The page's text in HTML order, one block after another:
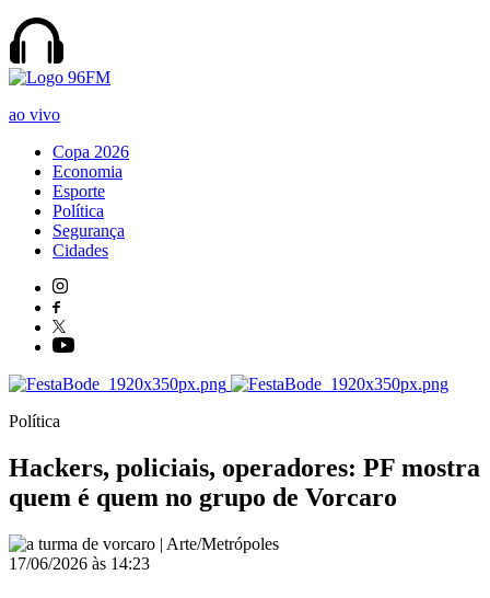
ao vivo
Copa 2026
Economia
Esporte
Política
Segurança
Cidades
Política
Hackers, policiais, operadores: PF mostra
quem é quem no grupo de Vorcaro
17/06/2026 às 14:23